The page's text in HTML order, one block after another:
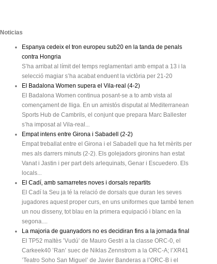
Noticias
Espanya cedeix el tron europeu sub20 en la tanda de penals
contra Hongria
S’ha arribat al límit del temps reglamentari amb empat a 13 i la
selecció magiar s’ha acabat enduent la victòria per 21-20
El Badalona Women supera el Vila-real (4-2)
El Badalona Women continua posant-se a to amb vista al
començament de lliga. En un amistós disputat al Mediterranean
Sports Hub de Cambrils, el conjunt que prepara Marc Ballester
s’ha imposat al Vila-real...
Empat intens entre Girona i Sabadell (2-2)
Empat treballat entre el Girona i el Sabadell que ha fet mèrits per
mes als darrers minuts (2-2). Els golejadors gironins han estat
Vanat i Jastin i per part dels arlequinats, Genar i Escuedero. Els
locals...
El Cadí, amb samarretes noves i dorsals repartits
El Cadí la Seu ja té la relació de dorsals que duran les seves
jugadores aquest proper curs, en uns uniformes que també tenen
un nou disseny, tot blau en la primera equipació i blanc en la
segona....
La majoria de guanyadors no es decidiran fins a la jornada final
El TP52 maltès ’Vudú’ de Mauro Gestri a la classe ORC-0, el
Carkeek40 ’Ran’ suec de Niklas Zennstrom a la ORC-A; l’XR41
’Teatro Soho San Miguel’ de Javier Banderas a l’ORC-B i el